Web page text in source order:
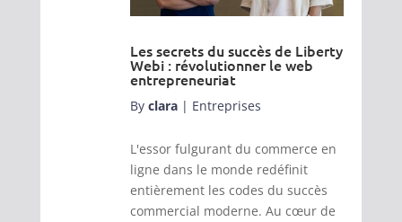
Les secrets du succès de Liberty
Webi : révolutionner le web
entrepreneuriat
By clara| Entreprises
L'essor fulgurant du commerce en
ligne dans le monde redéfinit
entièrement les codes du succès
commercial moderne. Au cœur de